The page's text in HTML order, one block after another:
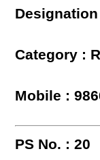
Category :
Mobile :
PS No. : 20